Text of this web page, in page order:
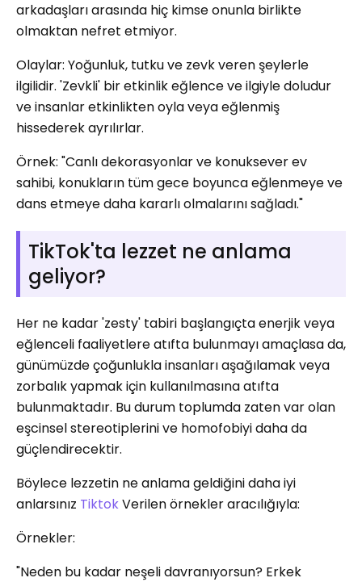
arkadaşları arasında hiç kimse onunla birlikte
olmaktan nefret etmiyor.
Olaylar: Yoğunluk, tutku ve zevk veren şeylerle
ilgilidir. 'Zevkli' bir etkinlik eğlence ve ilgiyle doludur
ve insanlar etkinlikten oyla veya eğlenmiş
hissederek ayrılırlar.
Örnek: "Canlı dekorasyonlar ve konuksever ev
sahibi, konukların tüm gece boyunca eğlenmeye ve
dans etmeye daha kararlı olmalarını sağladı."
TikTok'ta lezzet ne anlama
geliyor?
Her ne kadar 'zesty' tabiri başlangıçta enerjik veya
eğlenceli faaliyetlere atıfta bulunmayı amaçlasa da,
günümüzde çoğunlukla insanları aşağılamak veya
zorbalık yapmak için kullanılmasına atıfta
bulunmaktadır. Bu durum toplumda zaten var olan
eşcinsel stereotiplerini ve homofobiyi daha da
güçlendirecektir.
Böylece lezzetin ne anlama geldiğini daha iyi
anlarsınız TiktokVerilen örnekler aracılığıyla:
Örnekler:
"Neden bu kadar neşeli davranıyorsun? Erkek